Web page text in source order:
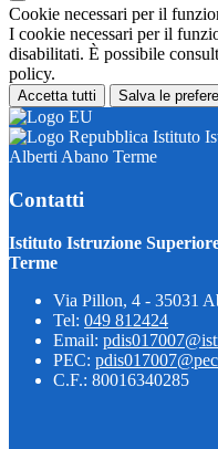
Cookie necessari per il
I cookie necessari per il
disabilitati. È possibile
policy.
Accetta tutti Salva le
Istituto
Alberti Abano Terme
Contatti
Istituto Istruzione
Terme
Via Pillon, 4 - 35031
Tel: 049 812424
Email:
PEC:
C.F.: 80016340285